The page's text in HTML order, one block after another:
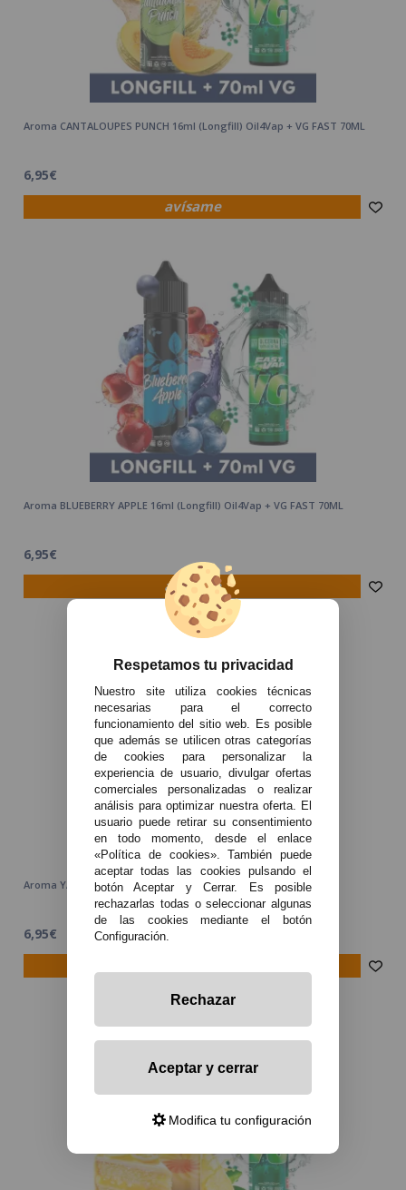
avísame
Aroma CANTALOUPES PUNCH 16ml (Longfill) Oil4Vap + VG FAST 70ML
6,95€
avísame
Aroma BLUEBERRY APPLE 16ml (Longfill) Oil4Vap + VG FAST 70ML
6,95€
Aroma YAKUZA 16ml (Longfill) Oil4Vap + VG FAST 70ML
6,95€
Respetamos tu privacidad
Nuestro site utiliza cookies técnicas
necesarias para el correcto
funcionamiento del sitio web. Es posible
que además se utilicen otras categorías
de cookies para personalizar la
experiencia de usuario, divulgar ofertas
comerciales personalizadas o realizar
análisis para optimizar nuestra oferta. El
usuario puede retirar su consentimiento
en todo momento, desde el enlace
«Política de cookies». También puede
aceptar todas las cookies pulsando el
botón Aceptar y Cerrar. Es posible
rechazarlas todas o seleccionar algunas
de las cookies mediante el botón
Configuración.
Rechazar
Aceptar y cerrar
Modifica tu configuración